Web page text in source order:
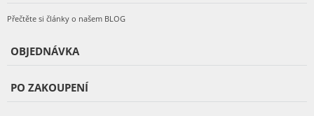
Přečtěte si články o našem BLOG
OBJEDNÁVKA
PO ZAKOUPENÍ